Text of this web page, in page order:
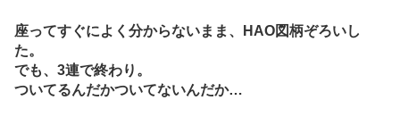
座ってすぐによく分からないまま、HAO図柄ぞろいし
た。
でも、3連で終わり。
ついてるんだかついてないんだか…